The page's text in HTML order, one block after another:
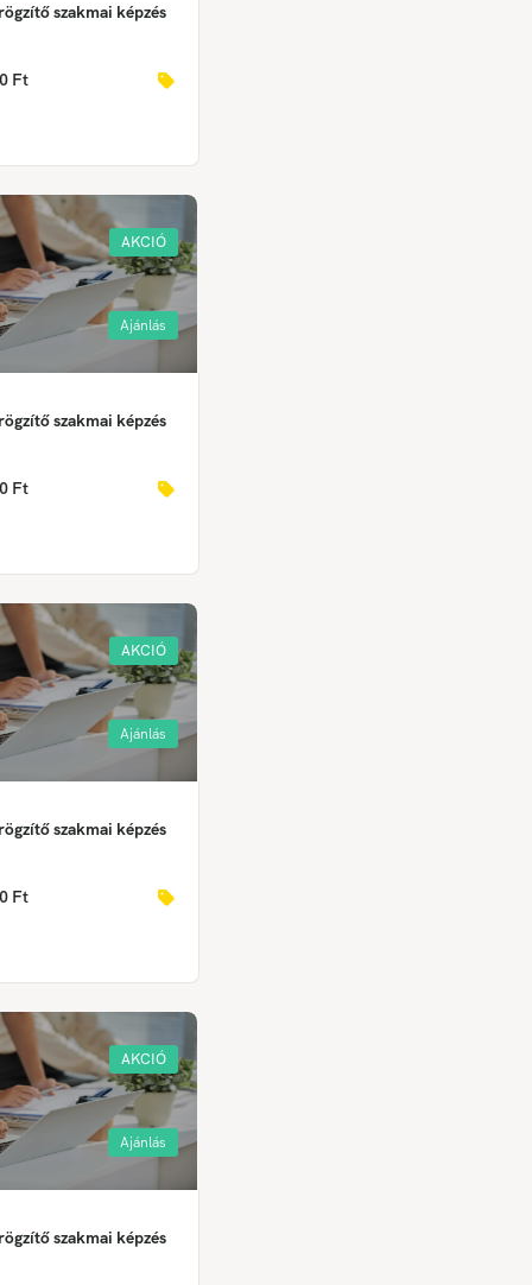
szakmai képzés
Ft
AKCIÓ
Ajánlás
szakmai képzés
Ft
AKCIÓ
Ajánlás
szakmai képzés
Ft
AKCIÓ
Ajánlás
szakmai képzés